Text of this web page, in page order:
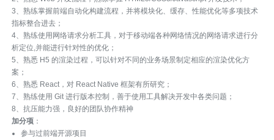
3、熟练掌握前端自动化构建流程，并将模块化、缓存、性能优化等多项技术
指标整合进去；
4、熟练使用网络请求分析工具，对于移动端各种网络情况的网络请求进行分
析定位,并能进行针对性的优化；
5、熟悉 H5 的渲染过程，可以针对不同的业务场景制定相应的渲染优化方
案；
6、熟悉 React，对 React Native 框架有所研究；
7、熟练使用 Git 进行版本控制，善于使用工具解决开发中各类问题；
8、抗压能力强，良好的团队协作精神
加分项 ：
参与过前端开源项目